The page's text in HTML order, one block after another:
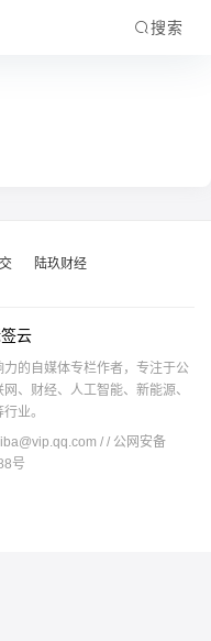
搜索
陆玖财经
云
的自媒体专栏作者，专注于公
、财经、人工智能、新能源、
业。
/ / 公网安备
号